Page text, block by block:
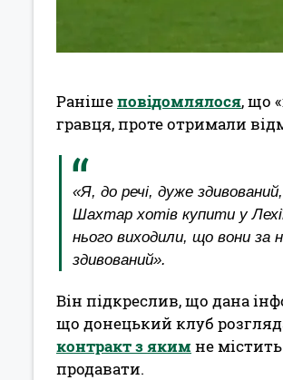
Ранішеповідомлялося, що
гравця, проте отримали
«Я, до речі, дуже
Шахтар хотів купити у
нього виходили, що вони за
здивований».
Він підкреслив, що дана
що донецький клуб
контракт з яким не
продавати.